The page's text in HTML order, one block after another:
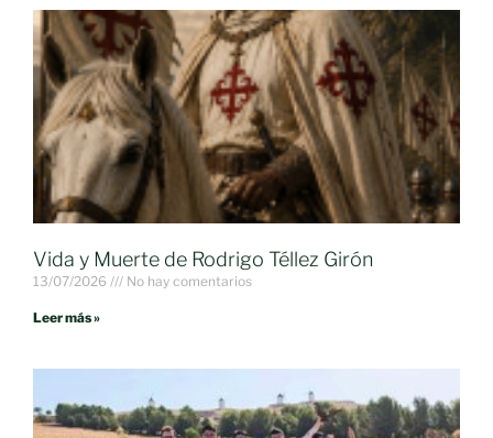
Vida y Muerte de Rodrigo Téllez Girón
13/07/2026 No hay comentarios
Leer más »